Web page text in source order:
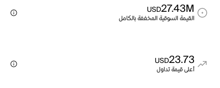
27.43M
USD
القيمة السوقية المخففة بالكامل
23.73
USD
أعلى قيمة تداول